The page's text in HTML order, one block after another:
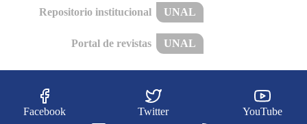
Repositorio institucional UNAL
Portal de revistas UNAL
Facebook Twitter YouTube